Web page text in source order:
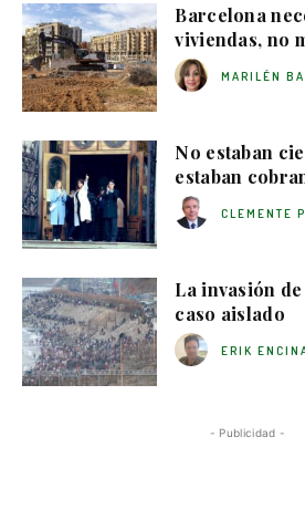
Barcelona
viviendas, no
MARILÉN
No estaban
estaban
CLEMENTE
La invasión
caso aislado
ERIK
- Publicidad -